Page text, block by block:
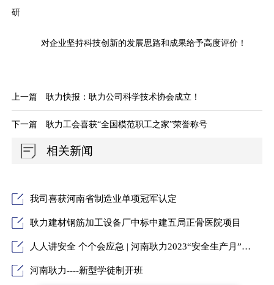
研
对企业坚持科技创新的发展思路和成果给予高度评价！
上一篇 耿力快报：耿力公司科学技术协会成立！
下一篇 耿力工会喜获“全国模范职工之家”荣誉称号
相关新闻
我司喜获河南省制造业单项冠军认定
耿力建材钢筋加工设备厂中标中建五局正骨医院项目
人人讲安全 个个会应急 | 河南耿力2023“安全生产月”活动启动
河南耿力----新型学徒制开班